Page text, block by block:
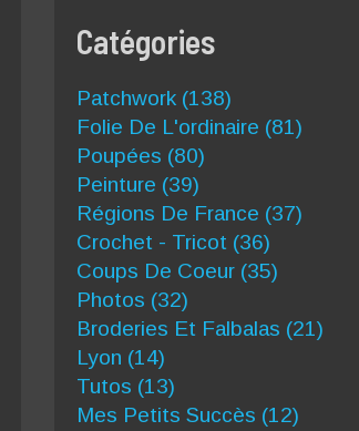
Catégories
Patchwork (138)
Folie De L'ordinaire (81)
Poupées (80)
Peinture (39)
Régions De France (37)
Crochet - Tricot (36)
Coups De Coeur (35)
Photos (32)
Broderies Et Falbalas (21)
Lyon (14)
Tutos (13)
Mes Petits Succès (12)